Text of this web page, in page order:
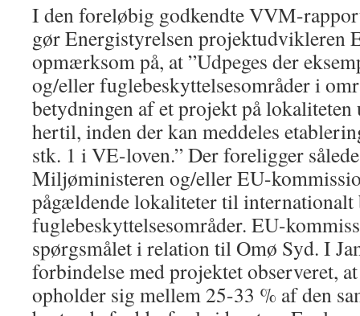
I den foreløbig godkendte VVM-
gør Energistyrelsen projektudvikleren
opmærksom på, at ”Udpeges der
og/eller fuglebeskyttelsesområder i
betydningen af et projekt på lokaliteten
hertil, inden der kan meddeles
stk. 1 i VE-loven.” Der foreligger
Miljøministeren og/eller EU-
pågældende lokaliteter til internationalt
fuglebeskyttelsesområder. EU-
spørgsmålet i relation til Omø Syd. I
forbindelse med projektet observeret,
opholder sig mellem 25-33 % af den